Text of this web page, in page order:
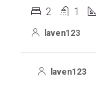
2 1
laven123
laven123